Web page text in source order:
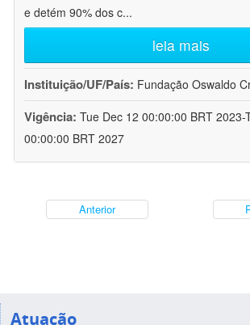
e detém 90% dos c...
leia mais
Instituição/UF/País: Fundação Oswaldo
Vigência: Tue Dec 12 00:00:00 BRT 2023-
00:00:00 BRT 2027
Anterior
Atuação